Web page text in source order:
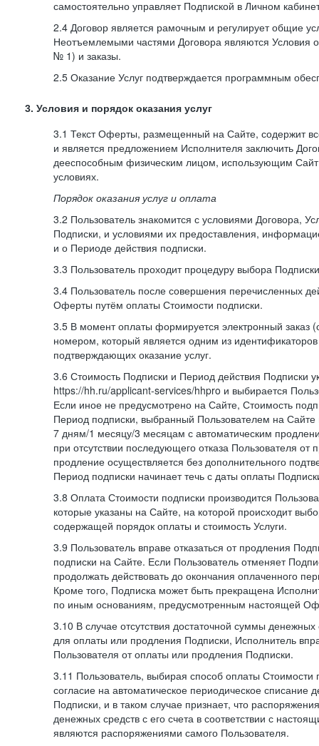
самостоятельно управляет Подпиской в Личном
2.4 Договор является рамочным и регулирует общие
Неотъемлемыми частями Договора являются Условия
№ 1) и заказы.
2.5 Оказание Услуг подтверждается программным
3. Условия и порядок оказания услуг
3.1 Текст Оферты, размещенный на Сайте, содержит
и является предложением Исполнителя заключить
дееспособным физическим лицом, использующим
условиях.
Порядок оказания услуг и оплата
3.2 Пользователь знакомится с условиями Договора,
Подписки, и условиями их предоставления,
и о Периоде действия подписки.
3.3 Пользователь проходит процедуру выбора
3.4 Пользователь после совершения перечисленных
Оферты путём оплаты Стоимости подписки.
3.5 В момент оплаты формируется электронный заказ
номером, который является одним из
подтверждающих оказание услуг.
3.6 Стоимость Подписки и Период действия Подписки
https://hh.ru/applicant-services/hhpro и выбирается
Если иное не предусмотрено на Сайте, Стоимость
Период подписки, выбранный Пользователем на
7 дням/1 месяцу/3 месяцам с автоматическим
при отсутствии последующего отказа Пользователя от
продление осуществляется без дополнительного
Период подписки начинает течь с даты оплаты
3.8 Оплата Стоимости подписки производится
которые указаны на Сайте, на которой происходит
содержащей порядок оплаты и стоимость Услуги.
3.9 Пользователь вправе отказаться от продления
подписки на Сайте. Если Пользователь отменяет
продолжать действовать до окончания оплаченного
Кроме того, Подписка может быть прекращена
по иным основаниям, предусмотренным настоящей
3.10 В случае отсутствия достаточной суммы денежных
для оплаты или продления Подписки, Исполнитель
Пользователя от оплаты или продления Подписки.
3.11 Пользователь, выбирая способ оплаты Стоимости
согласие на автоматическое периодическое списание
Подписки, и в таком случае признает, что
денежных средств с его счета в соответствии с
являются распоряжениями самого Пользователя.